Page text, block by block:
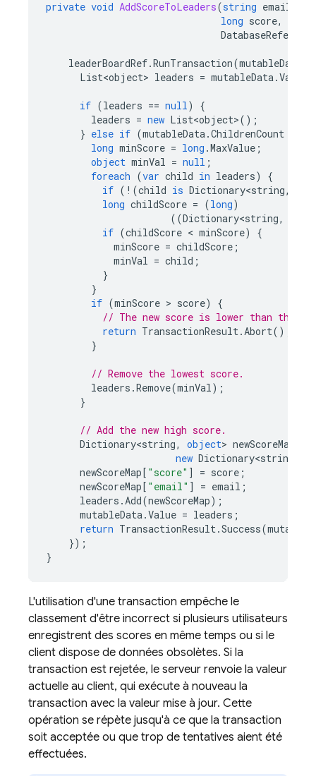
private void AddScoreToLeaders(string email
long score,
DatabaseReference
leaderBoardRef.RunTransaction(mutableData
List<object> leaders = mutableData.Value
if (leaders == null)
{
leaders = new List<object>();
} else if (mutableData.ChildrenCount
long minScore = long .MaxValue ;
object minVal = null ;
foreach (var child in leaders)
{
if ( ! (child is Dictionary<string,
long childScore = (long)
((Dictionary<string,
if (childScore < minScore)
{
minScore = childScore ;
minVal = child ;
}
}
if (minScore > score)
{
// The new score is lower than the
return TransactionResult.Abort();
}
// Remove the lowest score.
leaders .Remove(minVal);
}
// Add the new high score.
Dictionary<string, object> newScoreMap
new Dictionary<string
newScoreMap[ "score" ] = score ;
newScoreMap[ "email" ] = email ;
leaders .Add(newScoreMap);
mutableData.Value = leaders ;
return TransactionResult.Success(
});
}
L'utilisation d'une transaction empêche le
classement d'être incorrect si plusieurs utilisateurs
enregistrent des scores en même temps ou si le
client dispose de données obsolètes. Si la
transaction est rejetée, le serveur renvoie la valeur
actuelle au client, qui exécute à nouveau la
transaction avec la valeur mise à jour. Cette
opération se répète jusqu'à ce que la transaction
soit acceptée ou que trop de tentatives aient été
effectuées.